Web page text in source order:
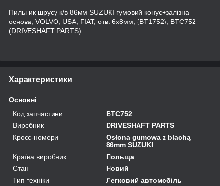
Пильник шрусу к/в 86мм SUZUKI гумовий конус+залізна
основа, VOLVO, USA, FIAT, отв. 6x8мм, (BT1752), BTC752
(DRIVESHAFT PARTS)
Характеристики
Основні
Код запчастини
BTC752
Виробник
DRIVESHAFT PARTS
Кросс-номери
Osłona gumowa z blachą
86mm SUZUKI
Країна виробник
Польща
Стан
Новий
Тип техніки
Легковий автомобіль